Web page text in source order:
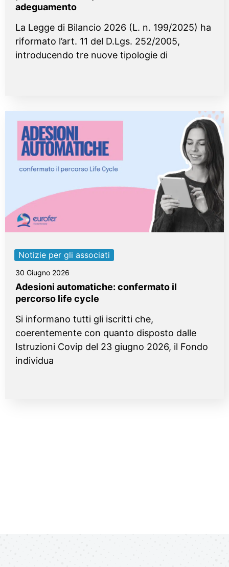
adeguamento
La Legge di Bilancio 2026 (L. n. 199/2025) ha
riformato l’art. 11 del D.Lgs. 252/2005,
introducendo tre nuove tipologie di
Notizie per gli associati
30 Giugno 2026
Adesioni automatiche: confermato il
percorso life cycle
Si informano tutti gli iscritti che,
coerentemente con quanto disposto dalle
Istruzioni Covip del 23 giugno 2026, il Fondo
individua